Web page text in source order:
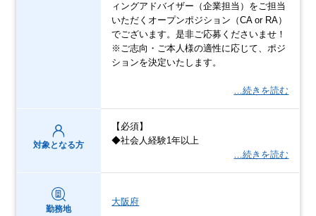
ィングアドバイザー（企業担当）をご担当
いただくオープンポジション（CA or RA）
でございます。是非ご応募くださいませ！
※ご志向・ご本人様の適性に応じて、ポジ
ションを決定いたします。
…続きを読む
対象となる方
【必須】
◆社会人経験1年以上
…続きを読む
勤務地
大阪府